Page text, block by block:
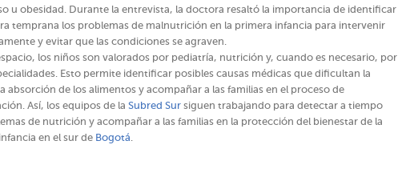
u obesidad. Durante la entrevista, la doctora resaltó la importancia de identificar
temprana los problemas de malnutrición en la primera infancia para intervenir
y evitar que las condiciones se agraven.
los niños son valorados por pediatría, nutrición y, cuando es necesario, por
Esto permite identificar posibles causas médicas que dificultan la
absorción de los alimentos y acompañar a las familias en el proceso de
Así, los equipos de la Subred Sur siguen trabajando para detectar a tiempo
de nutrición y acompañar a las familias en la protección del bienestar de la
en el sur de Bogotá.